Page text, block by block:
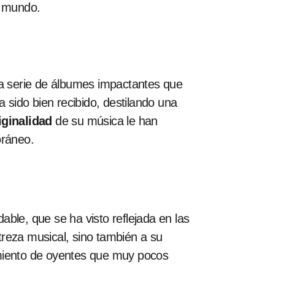
serie de álbumes impactantes que
sido bien recibido, destilando una
de su música le han
que se ha visto reflejada en las
musical, sino también a su
de oyentes que muy pocos